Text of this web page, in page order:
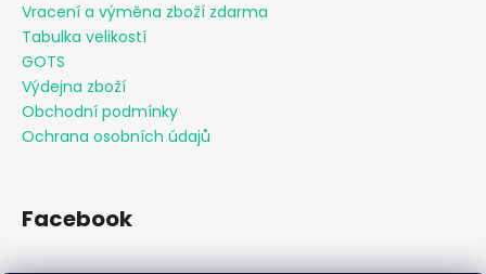
Vracení a výměna zboží zdarma
Tabulka velikostí
GOTS
Výdejna zboží
Obchodní podmínky
Ochrana osobních údajů
Facebook